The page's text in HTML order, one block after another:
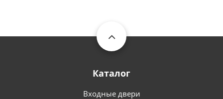
Каталог
Входные двери